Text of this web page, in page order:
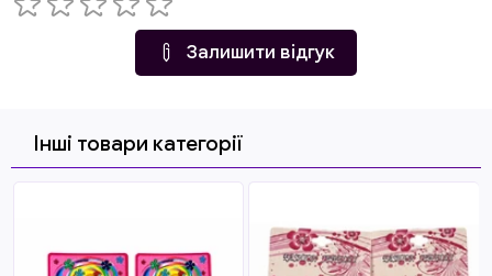
Залишити відгук
Інші товари категорії